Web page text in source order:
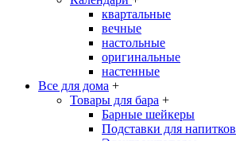
квартальные
вечные
настольные
оригинальные
настенные
Все для дома +
Товары для бара +
Барные шейкеры
Подставки для напитков